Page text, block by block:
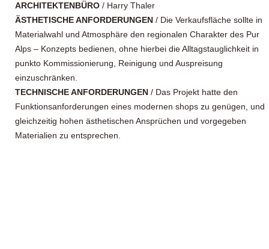
ARCHITEKTENBÜRO / Harry Thaler
ÄSTHETISCHE ANFORDERUNGEN / Die Verkaufsfläche sollte in
Materialwahl und Atmosphäre den regionalen Charakter des Pur
Alps – Konzepts bedienen, ohne hierbei die Alltagstauglichkeit in
punkto Kommissionierung, Reinigung und Auspreisung
einzuschränken.
TECHNISCHE ANFORDERUNGEN / Das Projekt hatte den
Funktionsanforderungen eines modernen shops zu genügen, und
gleichzeitig hohen ästhetischen Ansprüchen und vorgegeben
Materialien zu entsprechen.